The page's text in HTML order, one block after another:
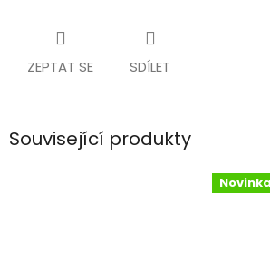
ZEPTAT SE SDÍLET
Související produkty
Novinka